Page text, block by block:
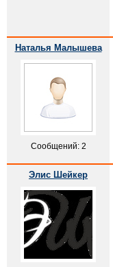
Наталья Малышева
Сообщений: 2
Элис Шейкер